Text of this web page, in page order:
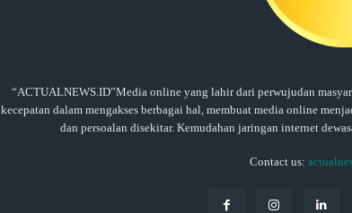
“ACTUALNEWS.ID”Media online yang lahir dari perwujudan
kecepatan dalam mengakses berbagai hal, membuat media online
dan persoalan disekitar. Kemudahan jaringan internet
Contact us: